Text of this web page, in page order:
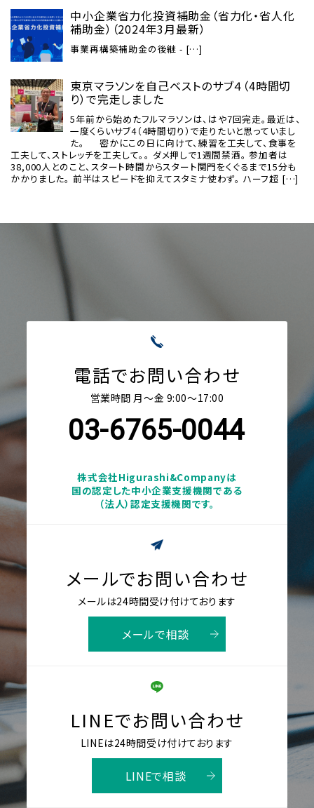
中小企業省力化投資補助金（省力化・省人化
補助金）（2024年3月最新）
事業再構築補助金の後継 - […]
東京マラソンを自己ベストのサブ４（4時間切
り）で完走しました
5年前から始めたフルマラソンは、はや7回完走。最近は、
一度くらいサブ4（4時間切り）で走りたいと思っていまし
た。 密かにこの日に向けて、練習を工夫して、食事を
工夫して、ストレッチを工夫して。。 ダメ押しで1週間禁酒。 参加者は
38,000人とのこと、スタート時間からスタート関門をくぐるまで15分も
かかりました。 前半はスピードを抑えてスタミナ使わず。 ハーフ超 […]
電話でお問い合わせ
営業時間 月〜金 9:00〜17:00
03-6765-0044
株式会社Higurashi&Companyは
国の認定した中小企業支援機関である
（法人）認定支援機関です。
メールでお問い合わせ
メールは24時間受け付けております
メールで相談
LINEでお問い合わせ
LINEは24時間受け付けております
LINEで相談